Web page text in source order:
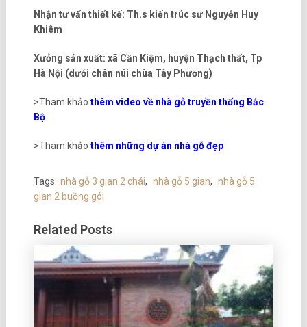
Nhận tư vấn thiết kế: Th.s kiến trúc sư Nguyễn Huy
Khiêm
Xưởng sản xuất: xã Cần Kiệm, huyện Thạch thất, Tp
Hà Nội (dưới chân núi chùa Tây Phương)
>Tham khảo thêm video về nhà gỗ truyền thống Bắc
Bộ
>Tham khảo thêm những dự án nhà gỗ đẹp
Tags: nhà gỗ 3 gian 2 chái, nhà gỗ 5 gian, nhà gỗ 5
gian 2 buồng gói
Related Posts